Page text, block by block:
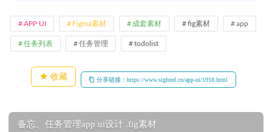
APP UI Figma素材 成套素材 fig素材 app
任务列表 任务管理 todolist
收藏 分享链接：https://www.sighted.cn/app-ui/1918.html
备忘、任务管理app ui设计 .fig素材